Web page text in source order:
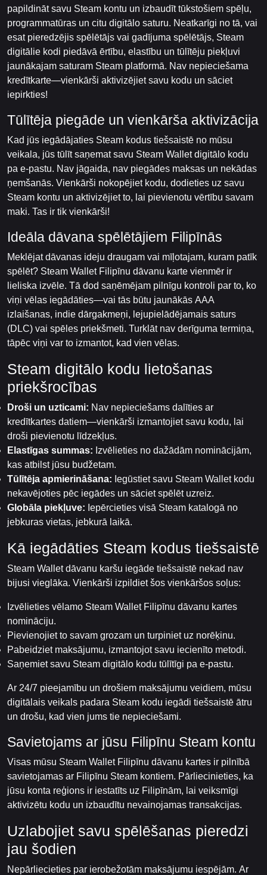
papildināt savu Steam kontu un izbaudīt tūkstošiem spēļu,
programmatūras un citu digitālo saturu. Neatkarīgi no tā, vai
esat pieredzējis spēlētājs vai gadījuma spēlētājs, Steam
digitālie kodi piedāvā ērtību, elastību un tūlītēju piekļuvi
jaunākajam saturam Steam platformā. Nav nepieciešama
kredītkarte—vienkārši aktivizējiet savu kodu un sāciet
iepirkties!
Tūlītēja piegāde un vienkārša aktivizācija
Kad jūs iegādājaties Steam kodus tiešsaistē no mūsu
veikala, jūs tūlīt saņemat savu Steam Wallet digitālo kodu
pa e-pastu. Nav jāgaida, nav piegādes maksas un nekādas
ņemšanās. Vienkārši nokopējiet kodu, dodieties uz savu
Steam kontu un aktivizējiet to, lai pievienotu vērtību savam
maki. Tas ir tik vienkārši!
Ideāla dāvana spēlētājiem Filipīnās
Meklējat dāvanas ideju draugam vai mīļotajam, kuram patīk
spēlēt? Steam Wallet Filipīnu dāvanu karte vienmēr ir
lieliska izvēle. Tā dod saņēmējam pilnīgu kontroli par to, ko
viņi vēlas iegādāties—vai tās būtu jaunākās AAA
izlaišanas, indie dārgakmeņi, lejupielādējamais saturs
(DLC) vai spēles priekšmeti. Turklāt nav derīguma termiņa,
tāpēc viņi var to izmantot, kad vien vēlas.
Steam digitālo kodu lietošanas
priekšrocības
Droši un uzticami: Nav nepieciešams dalīties ar
kredītkartes datiem—vienkārši izmantojiet savu kodu, lai
droši pievienotu līdzekļus.
Elastīgas summas: Izvēlieties no dažādām nominācijām,
kas atbilst jūsu budžetam.
Tūlītēja apmierināšana: Iegūstiet savu Steam Wallet kodu
nekavējoties pēc iegādes un sāciet spēlēt uzreiz.
Globāla piekļuve: Iepērcieties visā Steam katalogā no
jebkuras vietas, jebkurā laikā.
Kā iegādāties Steam kodus tiešsaistē
Steam Wallet dāvanu karšu iegāde tiešsaistē nekad nav
bijusi vieglāka. Vienkārši izpildiet šos vienkāršos soļus:
Izvēlieties vēlamo Steam Wallet Filipīnu dāvanu kartes
nomināciju.
Pievienojiet to savam grozam un turpiniet uz norēķinu.
Pabeidziet maksājumu, izmantojot savu iecienīto metodi.
Saņemiet savu Steam digitālo kodu tūlītīgi pa e-pastu.
Ar 24/7 pieejamību un drošiem maksājumu veidiem, mūsu
digitālais veikals padara Steam kodu iegādi tiešsaistē ātru
un drošu, kad vien jums tie nepieciešami.
Savietojams ar jūsu Filipīnu Steam kontu
Visas mūsu Steam Wallet Filipīnu dāvanu kartes ir pilnībā
savietojamas ar Filipīnu Steam kontiem. Pārliecinieties, ka
jūsu konta reģions ir iestatīts uz Filipīnām, lai veiksmīgi
aktivizētu kodu un izbaudītu nevainojamas transakcijas.
Uzlabojiet savu spēlēšanas pieredzi
jau šodien
Nepārliecieties par ierobežotām maksājumu iespējām. Ar